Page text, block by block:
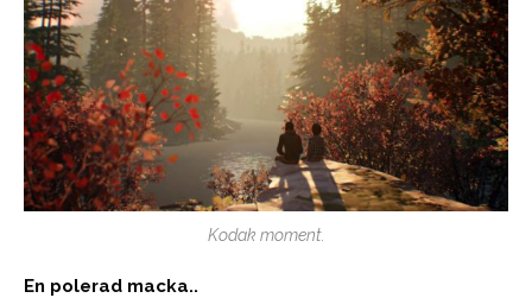
Kodak moment.
En polerad macka..